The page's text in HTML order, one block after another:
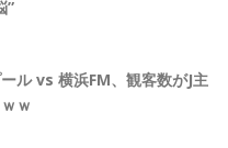
”
ール vs 横浜FM、観客数がJ主
ｗ